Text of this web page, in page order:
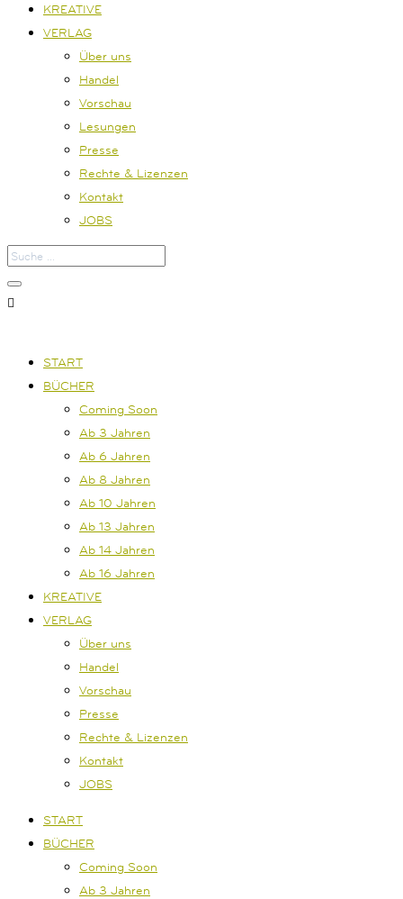
KREATIVE
VERLAG
Über uns
Handel
Vorschau
Lesungen
Presse
Rechte & Lizenzen
Kontakt
JOBS

START
BÜCHER
Coming Soon
Ab 3 Jahren
Ab 6 Jahren
Ab 8 Jahren
Ab 10 Jahren
Ab 13 Jahren
Ab 14 Jahren
Ab 16 Jahren
KREATIVE
VERLAG
Über uns
Handel
Vorschau
Presse
Rechte & Lizenzen
Kontakt
JOBS
START
BÜCHER
Coming Soon
Ab 3 Jahren